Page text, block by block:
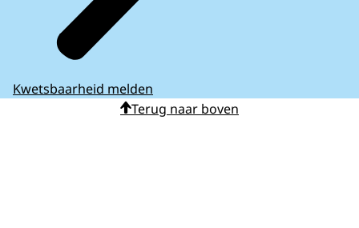
Kwetsbaarheid melden
Terug naar boven